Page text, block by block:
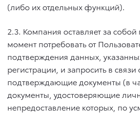
(либо их отдельных функций).
2.3. Компания оставляет за
момент потребовать от
подтверждения данных,
регистрации, и запросить в связи
подтверждающие документы (в
документы, удостоверяющие
непредоставление которых, по